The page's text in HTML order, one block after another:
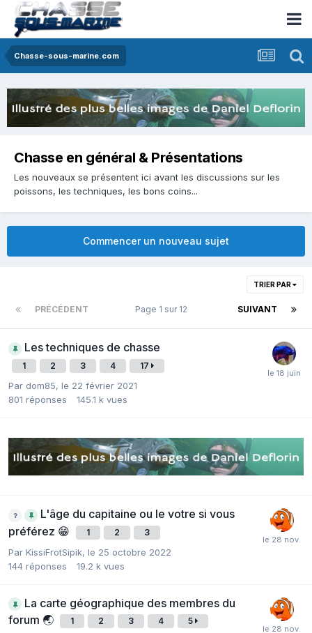
Chasse-sous-marine.com
Chasse en général & Présentations
Les nouveaux se présentent ici avant les discussions sur les
poissons, les techniques, les bons coins...
Commencer un nouveau sujet
TRIER PAR
PRÉCÉDENT SUIVANT
Page 1 sur 12
Les techniques de chasse
1 2 3 4 17
Par dom85, le 22 février 2021
801 réponses 145.1 k vues
L'âge du capitaine ou le votre si vous
préférez ​😁
1 2 3
Par KissiFrotSipik, le 25 octobre 2022
144 réponses 19.2 k vues
La carte géographique des membres du
forum ​🌏
1 2 3 4 5